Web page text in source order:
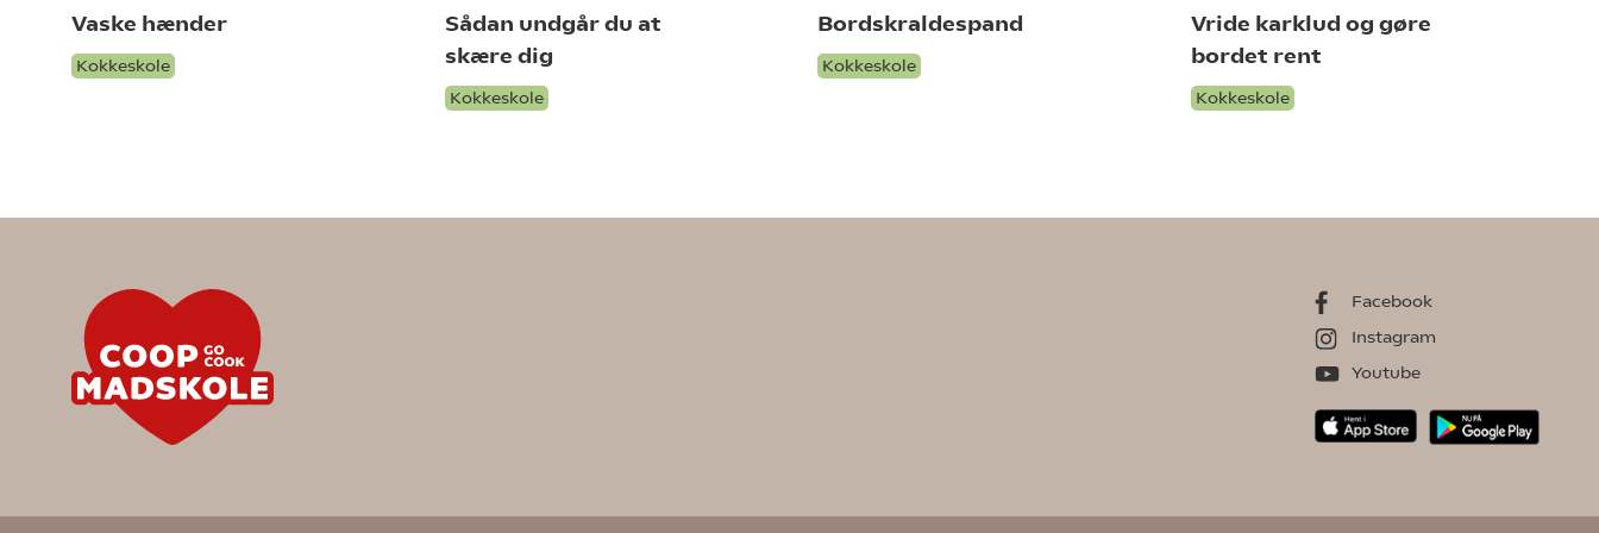
Vaske hænder
Kokkeskole
Sådan undgår du at
skære dig
Kokkeskole
Bordskraldespand
Kokkeskole
Vride karklud og gøre
bordet rent
Kokkeskole
Facebook
Instagram
Youtube